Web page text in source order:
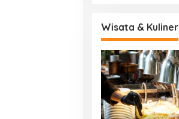
Wisata & Kuliner